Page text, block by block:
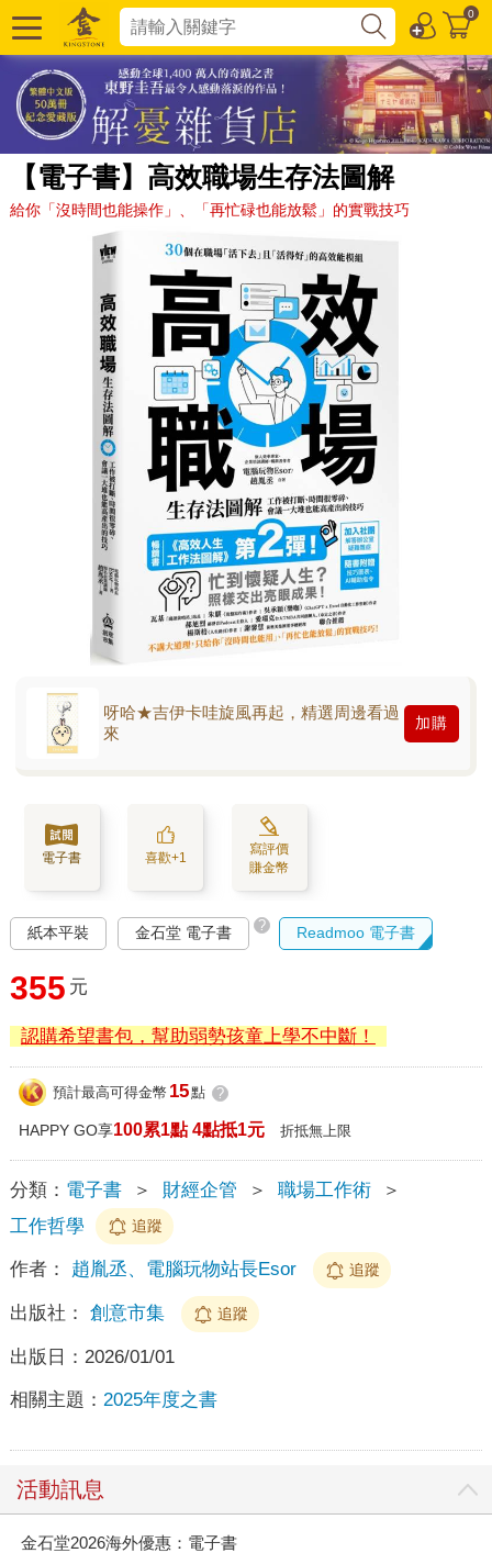
0
【電子書】高效職場生存法圖解
給你「沒時間也能操作」、「再忙碌也能放鬆」的實戰技巧
呀哈★吉伊卡哇旋風再起，精選周邊看過
來
加購
電子書 喜歡+1
寫評價
賺金幣
紙本平裝 金石堂 電子書 ? Readmoo 電子書
355 元
認購希望書包，幫助弱勢孩童上學不中斷！
預計最高可得金幣 15點 ?
HAPPY GO享100累1點 4點抵1元 折抵無上限
分類： 電子書 ＞ 財經企管 ＞ 職場工作術
＞
工作哲學
追蹤
作者： 趙胤丞、電腦玩物站長Esor 追蹤
出版社： 創意市集 追蹤
出版日： 2026/01/01
相關主題： 2025年度之書
活動訊息
春光ｘ奇幻基地｜全書系展